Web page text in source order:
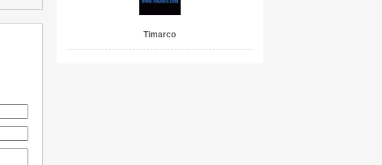
Timarco